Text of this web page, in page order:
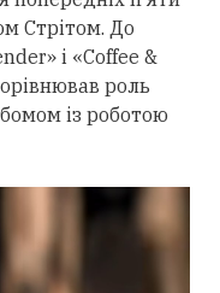
Стрітом. До
і «Coffee &
роль
із роботою